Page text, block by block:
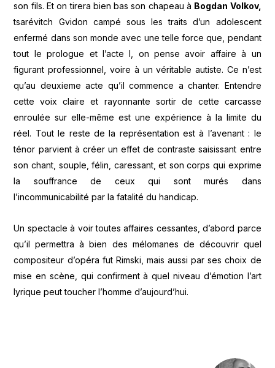
son fils. Et on tirera bien bas son chapeau à Bogdan Volkov,
tsarévitch Gvidon campé sous les traits d’un adolescent
enfermé dans son monde avec une telle force que, pendant
tout le prologue et l’acte I, on pense avoir affaire à un
figurant professionnel, voire à un véritable autiste. Ce n’est
qu’au deuxieme acte qu’il commence a chanter. Entendre
cette voix claire et rayonnante sortir de cette carcasse
enroulée sur elle-même est une expérience à la limite du
réel. Tout le reste de la représentation est à l’avenant : le
ténor parvient à créer un effet de contraste saisissant entre
son chant, souple, félin, caressant, et son corps qui exprime
la souffrance de ceux qui sont murés dans
l’incommunicabilité par la fatalité du handicap.
Un spectacle à voir toutes affaires cessantes, d’abord parce
qu’il permettra à bien des mélomanes de découvrir quel
compositeur d’opéra fut Rimski, mais aussi par ses choix de
mise en scène, qui confirment à quel niveau d’émotion l’art
lyrique peut toucher l’homme d’aujourd’hui.